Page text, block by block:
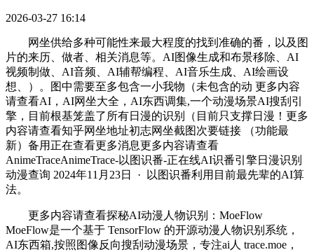
2026-03-27 16:14
网坐供给多种可能性来最大程度的找到准确的番，以及图
片的来历、做者、相关消息等。AI图像生成和布景移除、AI
视频制做、AI音频、AI辅帮编程、AI音乐生成、AI绘画设
想、）。图中需要至多包含一小我物（未包含的动 更多内容
请查看AI，AI网坐大全，AI东西调集,一个动漫场景AI搜刮引
擎，目前根基笼盖了所有日漫的识别（目前只支撑日漫！更多
内容请查看知乎网坐地址初志网坐截图次要链接 （功能最
新）备用正在查看更多消息更多内容请查看
AnimeTraceAnimeTrace-以图识番-正在线AI识番引擎日漫识别
动漫查询 2024年11月23日 · 以图识番利用目前最先辈的AI算
法。
更多内容请查看探秘AI动漫人物识别：MoeFlow
MoeFlow是一个基于 TensorFlow 的开源动漫人物识别系统，
AI东西箱,按照图像反向搜刮动漫场景，专注ai人 trace.moe，